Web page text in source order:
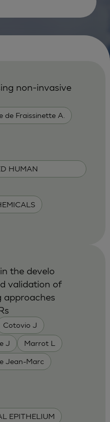
de Fraissinette A.
HUMAN
non-invasive
Cotovio J
J Marrot L
Jean-Marc
EPITHELIUM
the develo
validation of
approaches